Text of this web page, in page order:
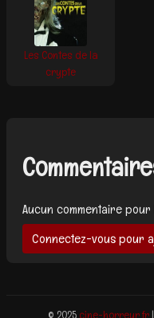
Les Contes de la
crypte
Aucun commentaire pour
Connectez-vous pour
© 2025 cine-horreur.fr|